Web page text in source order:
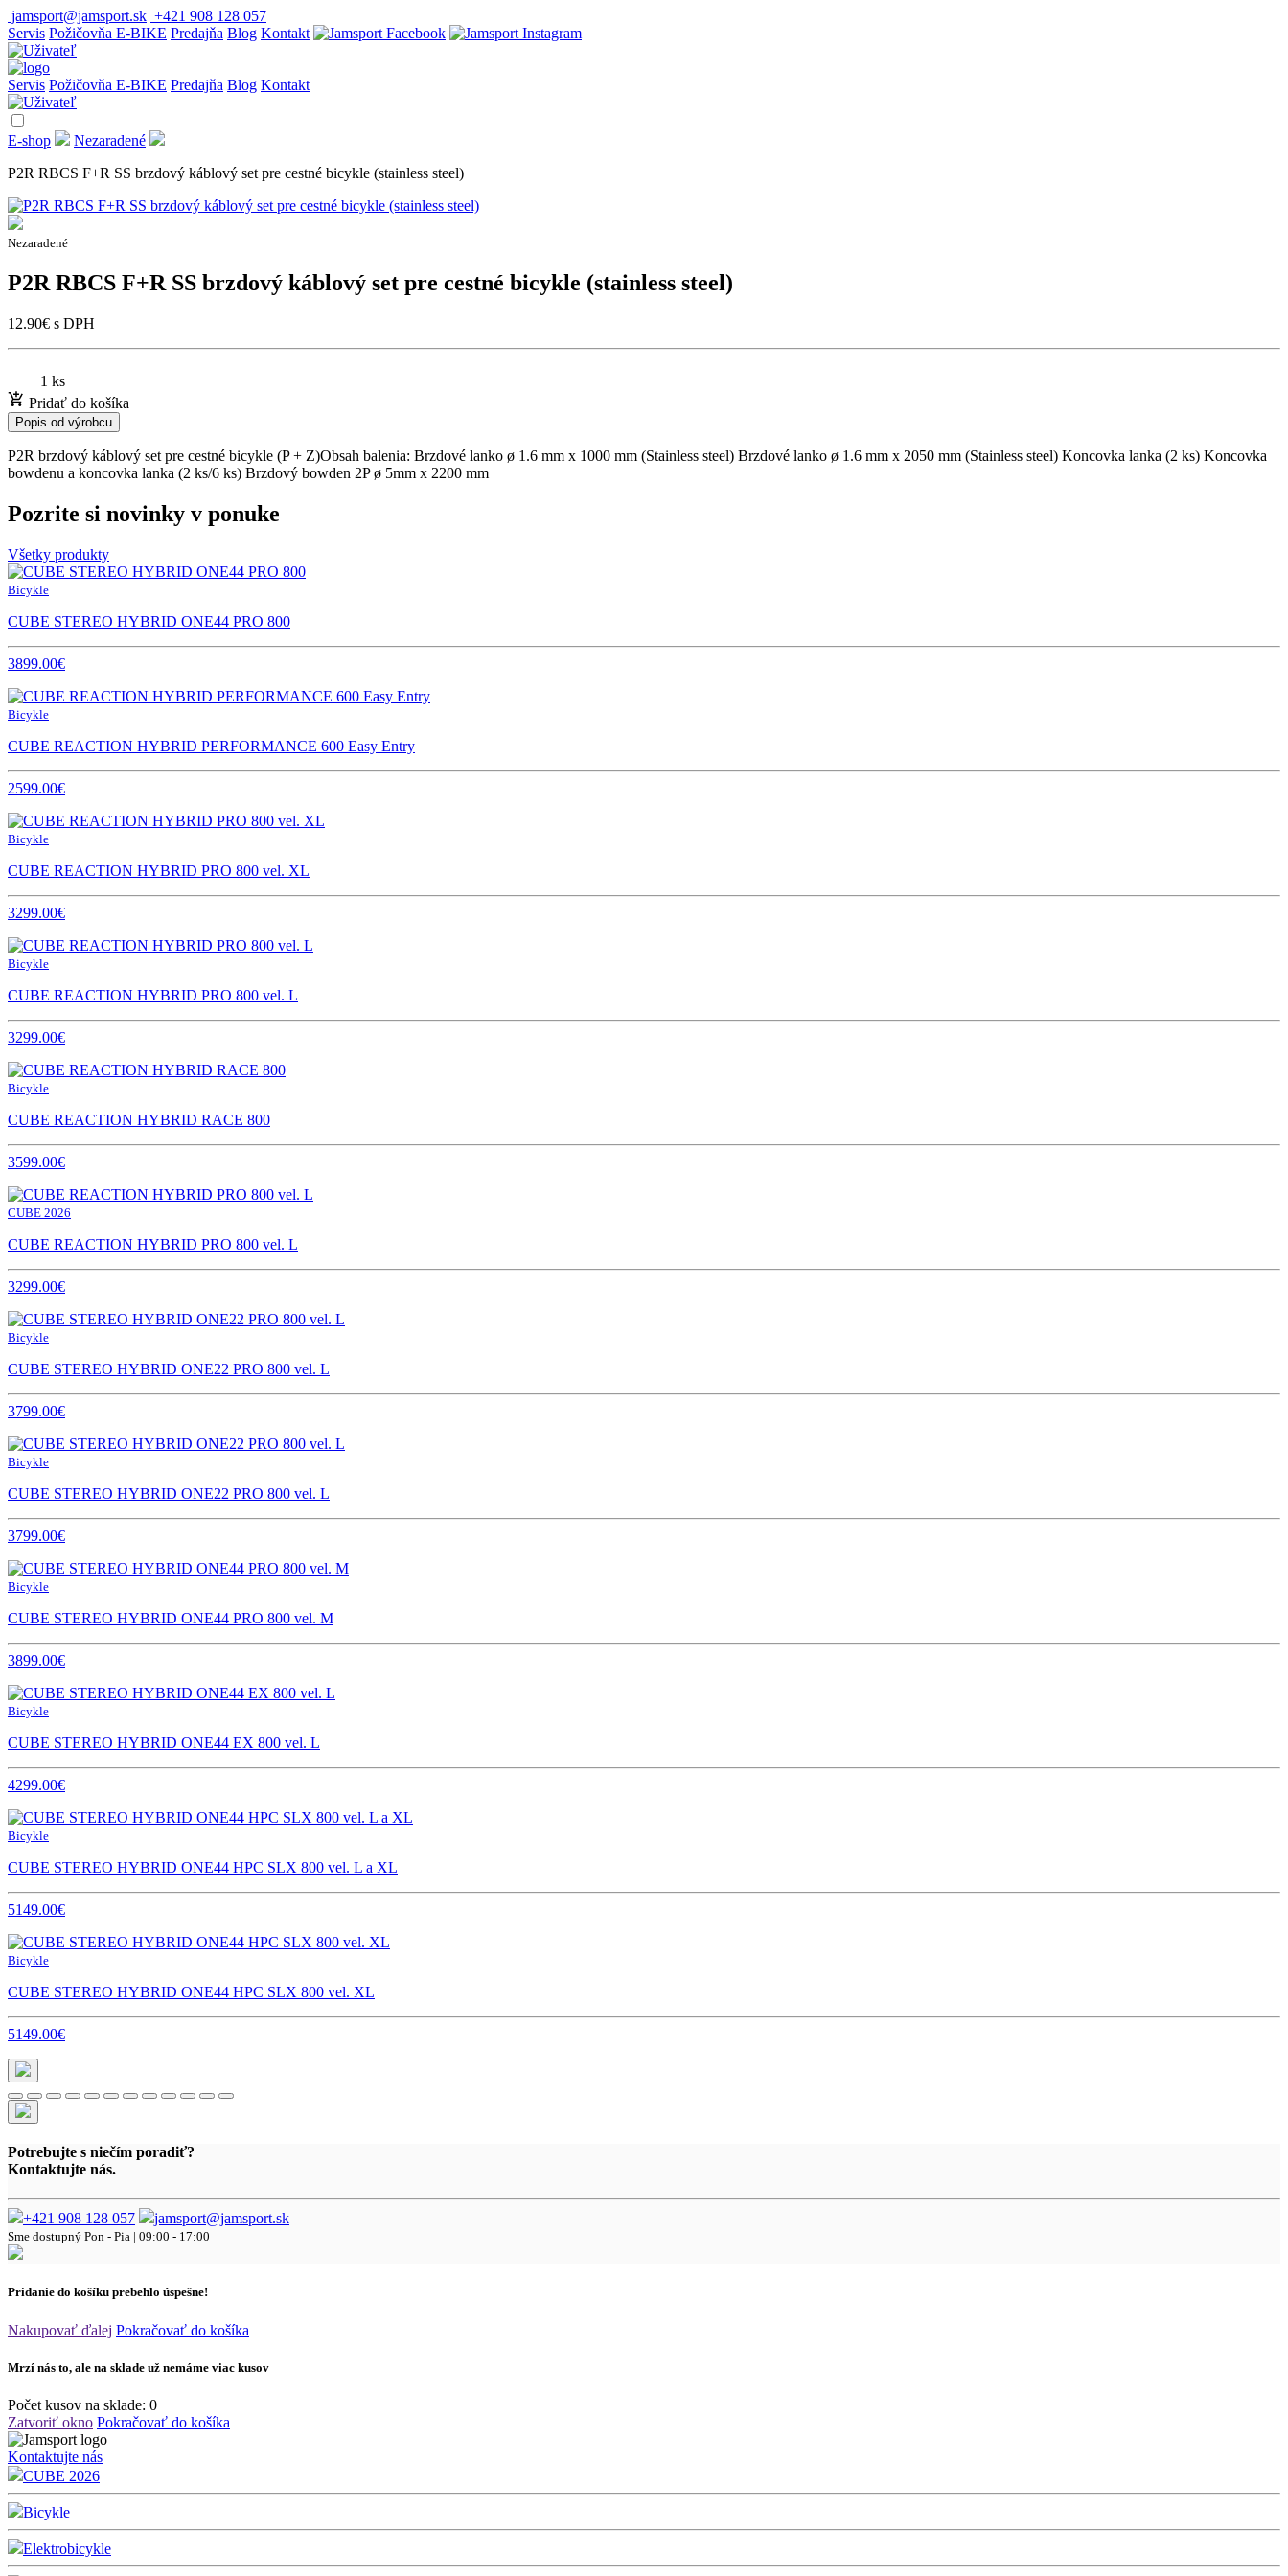
jamsport@jamsport.sk +421 908 128 057
Servis Požičovňa E-BIKE Predajňa Blog Kontakt
Servis Požičovňa E-BIKE Predajňa Blog Kontakt
E-shop
Nezaradené
P2R RBCS F+R SS brzdový káblový set pre cestné bicykle (stainless steel)
Nezaradené
P2R RBCS F+R SS brzdový káblový set pre cestné bicykle (stainless steel)
12.90€ s DPH
1 ks
Pridať do košíka
Popis od výrobcu
P2R brzdový káblový set pre cestné bicykle (P + Z)Obsah balenia: Brzdové lanko ø 1.6 mm x 1000 mm (Stainless steel) Brzdové lanko ø 1.6 mm x 2050 mm (Stainless steel) Koncovka lanka (2 ks) Koncovka
bowdenu a koncovka lanka (2 ks/6 ks) Brzdový bowden 2P ø 5mm x 2200 mm
Pozrite si novinky v ponuke
Všetky produkty
Bicykle
CUBE STEREO HYBRID ONE44 PRO 800
3899.00€
Bicykle
CUBE REACTION HYBRID PERFORMANCE 600 Easy Entry
2599.00€
Bicykle
CUBE REACTION HYBRID PRO 800 vel. XL
3299.00€
Bicykle
CUBE REACTION HYBRID PRO 800 vel. L
3299.00€
Bicykle
CUBE REACTION HYBRID RACE 800
3599.00€
CUBE 2026
CUBE REACTION HYBRID PRO 800 vel. L
3299.00€
Bicykle
CUBE STEREO HYBRID ONE22 PRO 800 vel. L
3799.00€
Bicykle
CUBE STEREO HYBRID ONE22 PRO 800 vel. L
3799.00€
Bicykle
CUBE STEREO HYBRID ONE44 PRO 800 vel. M
3899.00€
Bicykle
CUBE STEREO HYBRID ONE44 EX 800 vel. L
4299.00€
Bicykle
CUBE STEREO HYBRID ONE44 HPC SLX 800 vel. L a XL
5149.00€
Bicykle
CUBE STEREO HYBRID ONE44 HPC SLX 800 vel. XL
5149.00€
Potrebujte s niečím poradiť?
Kontaktujte nás.
+421 908 128 057 jamsport@jamsport.sk
Sme dostupný Pon - Pia | 09:00 - 17:00
Pridanie do košíku prebehlo úspešne!
Nakupovať ďalej Pokračovať do košíka
Mrzí nás to, ale na sklade už nemáme viac kusov
Počet kusov na sklade: 0
Zatvoriť okno Pokračovať do košíka
Kontaktujte nás
CUBE 2026
Bicykle
Elektrobicykle